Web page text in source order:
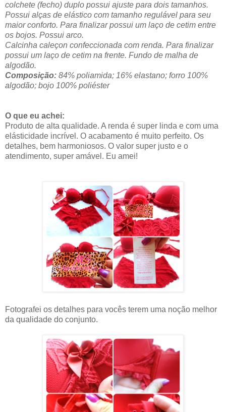
colchete (fecho) duplo possui ajuste para dois tamanhos.
Possui alças de elástico com tamanho regulável para seu
maior conforto. Para finalizar possui um laço de cetim entre
os bojos. Possui arco.
Calcinha caleçon confeccionada com renda. Para finalizar
possui um laço de cetim na frente. Fundo de malha de
algodão.
Composição: 84% poliamida; 16% elastano; forro 100%
algodão; bojo 100% poliéster
O que eu achei:
Produto de alta qualidade. A renda é super linda e com uma
elásticidade incrível. O acabamento é muito perfeito. Os
detalhes, bem harmoniosos. O valor super justo e o
atendimento, super amável. Eu amei!
Fotografei os detalhes para vocês terem uma noção melhor
da qualidade do conjunto.